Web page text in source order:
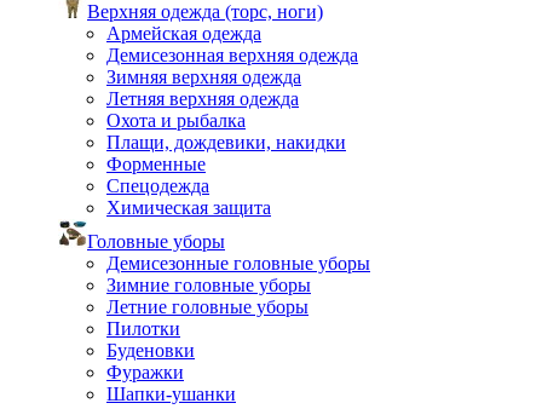
Верхняя одежда (торс, ноги)
Армейская одежда
Демисезонная верхняя одежда
Зимняя верхняя одежда
Летняя верхняя одежда
Охота и рыбалка
Плащи, дождевики, накидки
Форменные
Спецодежда
Химическая защита
Головные уборы
Демисезонные головные уборы
Зимние головные уборы
Летние головные уборы
Пилотки
Буденовки
Фуражки
Шапки-ушанки